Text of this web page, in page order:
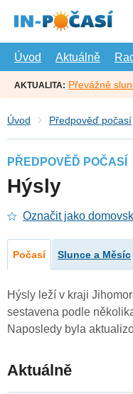
hlavní
Úvod
Aktuálně
AKTUALITA: Převážně
Úvod Předpověď počasí
PŘEDPOVĚĎ POČASÍ
Hýsly
Označit jako
Počasí Slunce a Měsíc
Hýsly leží v kraji
sestavena podle
Naposledy byla
Aktuálně